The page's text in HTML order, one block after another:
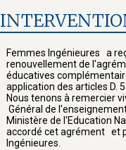
Femmes Ingénieures a
renouvellement de
éducatives
application des articles D.
Nous tenons à remercier
Général de
Ministère de l'Education
accordé cet agrément et
Ingénieures.